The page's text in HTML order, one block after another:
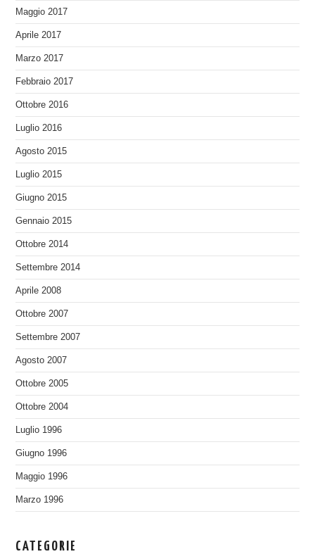
Maggio 2017
Aprile 2017
Marzo 2017
Febbraio 2017
Ottobre 2016
Luglio 2016
Agosto 2015
Luglio 2015
Giugno 2015
Gennaio 2015
Ottobre 2014
Settembre 2014
Aprile 2008
Ottobre 2007
Settembre 2007
Agosto 2007
Ottobre 2005
Ottobre 2004
Luglio 1996
Giugno 1996
Maggio 1996
Marzo 1996
CATEGORIE